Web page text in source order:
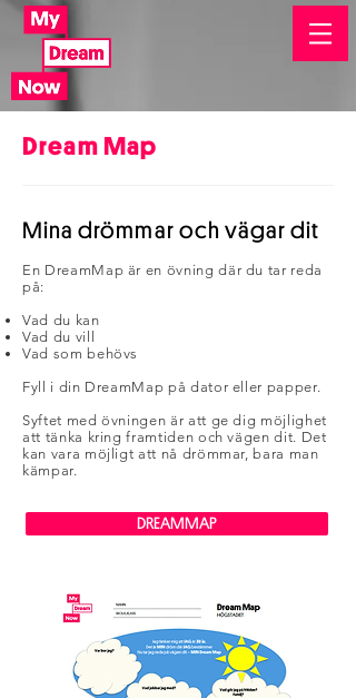
Dream Map
Mina drömmar och vägar dit
En DreamMap är en övning där du tar reda
på:
Vad du kan
Vad du vill
Vad som behövs
Fyll i din DreamMap på dator eller papper.
Syftet med övningen är att ge dig möjlighet
att tänka kring framtiden och vägen dit. Det
kan vara möjligt att nå drömmar, bara man
kämpar.
DREAMMAP